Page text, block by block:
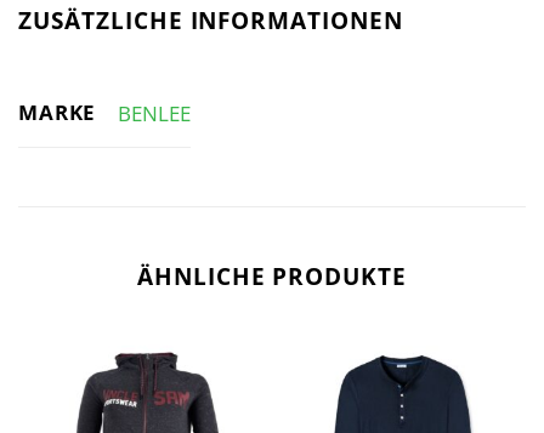
ZUSÄTZLICHE INFORMATIONEN
MARKE BENLEE
ÄHNLICHE PRODUKTE